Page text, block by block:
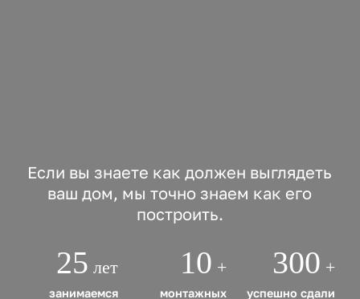
Если вы знаете как должен выглядеть
ваш дом, мы точно знаем как его
построить.
25 лет
занимаемся
10 +
монтажных
300 +
успешно сдали